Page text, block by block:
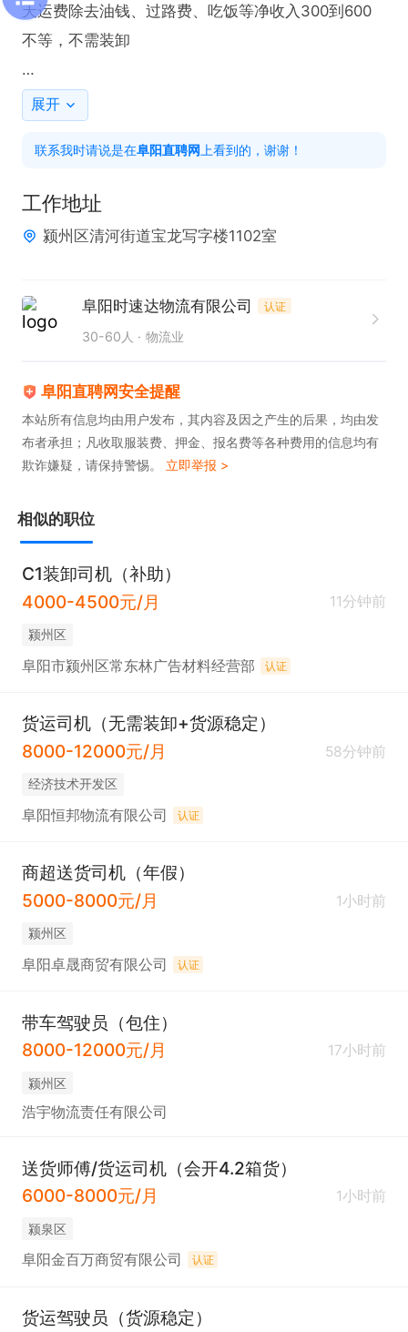
天运费除去油钱、过路费、吃饭等净收入300到600
不等，不需装卸
特别声明：
1.长期货源稳定
2.绝不拖欠
4.收入丰厚
展开
联系我时请说是在阜阳直聘网 上看到的，谢谢！
工作地址
颍州区清河街道宝龙写字楼1102室
阜阳时速达物流有限公司 认证
30-60人 物流业
阜阳直聘网安全提醒
本站所有信息均由用户发布，其内容及因之产生的后果，均由发
布者承担；凡收取服装费、押金、报名费等各种费用的信息均有
欺诈嫌疑，请保持警惕。 立即举报 >
相似的职位
C1装卸司机（补助）
4000-4500元/月
11分钟前
颍州区
阜阳市颍州区常东林广告材料经营部 认证
货运司机（无需装卸+货源稳定）
8000-12000元/月
58分钟前
经济技术开发区
阜阳恒邦物流有限公司 认证
商超送货司机（年假）
5000-8000元/月
1小时前
颍州区
阜阳卓晟商贸有限公司 认证
带车驾驶员（包住）
8000-12000元/月
17小时前
颍州区
浩宇物流责任有限公司
送货师傅/货运司机（会开4.2箱货）
6000-8000元/月
1小时前
颍泉区
阜阳金百万商贸有限公司 认证
货运驾驶员（货源稳定）